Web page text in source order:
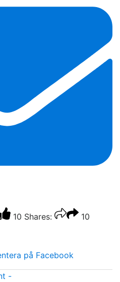
10 Shares:
10
på Facebook
-